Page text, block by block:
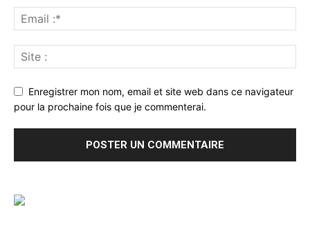
Enregistrer mon nom, email et site web dans ce navigateur
pour la prochaine fois que je commenterai.